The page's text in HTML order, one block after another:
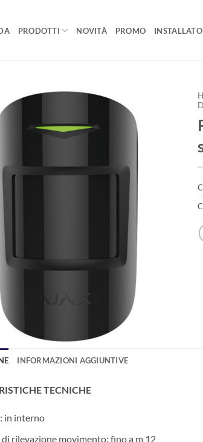
PRODOTTI NOVITÀ PROMO
AGGIUNGI
ALLA
DESIDERI
INFORMAZIONI AGGIUNTIVE
TECNICHE
in interno
rilevazione movimento: fino a m 12